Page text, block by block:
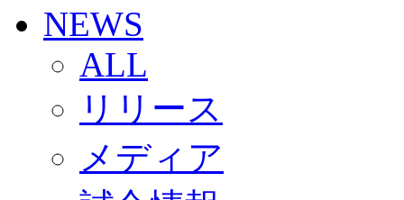
SCHEDULE
2026/27
練習見学時のファンサービスについて
TICKET
奈良クラブ明治安田J3リーグ2026/27シーズン試
奈良クラブ明治安田Ｊ3リーグ 2026/27シーズン「
観戦ルール＆マナー
2026/27ファンコミュニティ
サポートショップ
GOODS
NEWS
ALL
リリース
メディア